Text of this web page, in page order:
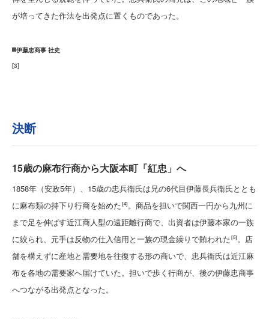
が培ってきた作法を出発点に置くものであった。
伊藤忠商事 社史
[3]
決断
15歳の麻布行商から大阪本町「紅忠」へ
1858年（安政5年）、15歳の忠兵衛氏は兄の6代目伊藤長兵衛氏ととも
に麻布類の持下り行商を始めた[4]。商品を担いで関西一円から九州に
まで足を伸ばす近江商人型の遠距離行商で、出資者は伊藤本家の一族
に絞られ、元手は反物の仕入信用と一族の現金繰りで賄われた[5]。店
舗を構えずに産地と需要地を往復する形の商いで、忠兵衛氏は近江麻
布を各地の需要家へ届けていた。担いで歩く行商が、後の伊藤忠商事
へつながる出発点となった。